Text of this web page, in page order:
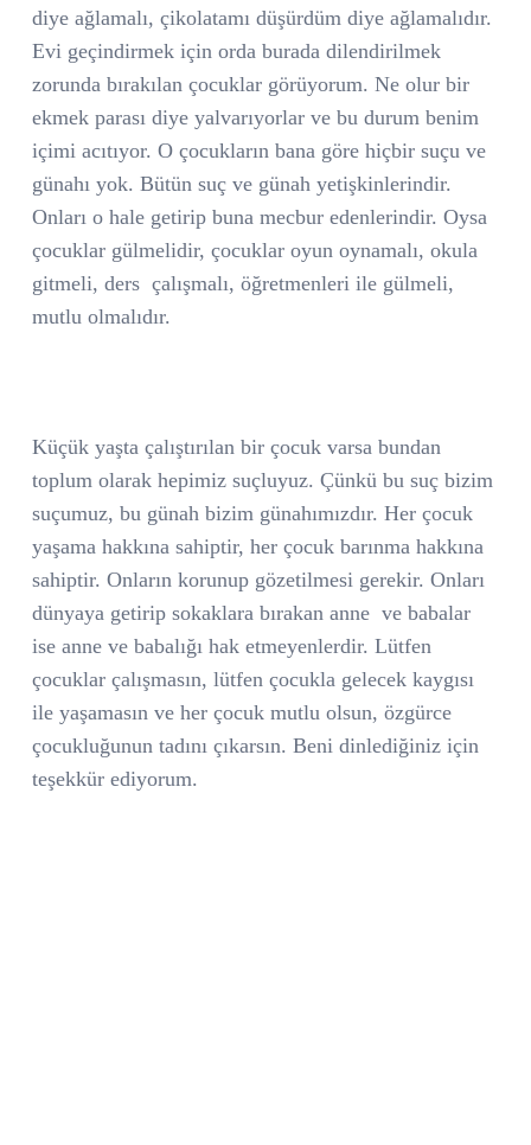
diye ağlamalı, çikolatamı düşürdüm diye ağlamalıdır.
Evi geçindirmek için orda burada dilendirilmek
zorunda bırakılan çocuklar görüyorum. Ne olur bir
ekmek parası diye yalvarıyorlar ve bu durum benim
içimi acıtıyor. O çocukların bana göre hiçbir suçu ve
günahı yok. Bütün suç ve günah yetişkinlerindir.
Onları o hale getirip buna mecbur edenlerindir. Oysa
çocuklar gülmelidir, çocuklar oyun oynamalı, okula
gitmeli, ders çalışmalı, öğretmenleri ile gülmeli,
mutlu olmalıdır.
Küçük yaşta çalıştırılan bir çocuk varsa bundan
toplum olarak hepimiz suçluyuz. Çünkü bu suç bizim
suçumuz, bu günah bizim günahımızdır. Her çocuk
yaşama hakkına sahiptir, her çocuk barınma hakkına
sahiptir. Onların korunup gözetilmesi gerekir. Onları
dünyaya getirip sokaklara bırakan anne ve babalar
ise anne ve babalığı hak etmeyenlerdir. Lütfen
çocuklar çalışmasın, lütfen çocukla gelecek kaygısı
ile yaşamasın ve her çocuk mutlu olsun, özgürce
çocukluğunun tadını çıkarsın. Beni dinlediğiniz için
teşekkür ediyorum.